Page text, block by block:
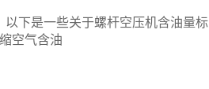
下是一些关于螺杆空压机含油量标
空气含油